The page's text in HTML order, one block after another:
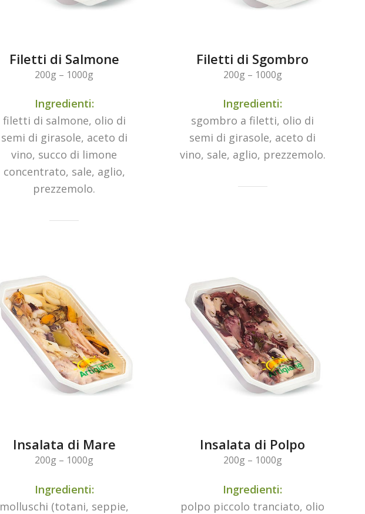
Filetti di Salmone
200g – 1000g
Ingredienti:
filetti di salmone, olio di
semi di girasole, aceto di
vino, succo di limone
concentrato, sale, aglio,
prezzemolo.
Filetti di Sgombro
200g – 1000g
Ingredienti:
sgombro a filetti, olio di
semi di girasole, aceto di
vino, sale, aglio, prezzemolo.
Insalata di Mare
200g – 1000g
Ingredienti:
molluschi (totani, seppie,
Insalata di Polpo
200g – 1000g
Ingredienti:
polpo piccolo tranciato, olio